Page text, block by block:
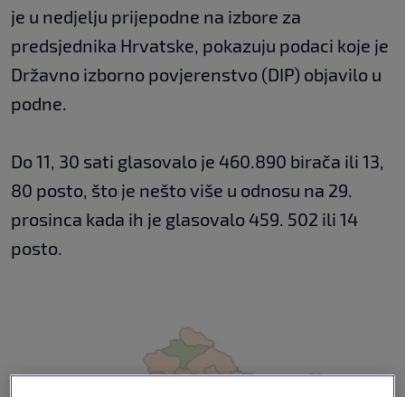
je u nedjelju prijepodne na izbore za
predsjednika Hrvatske, pokazuju podaci koje je
Državno izborno povjerenstvo (DIP) objavilo u
podne.
Do 11, 30 sati glasovalo je 460.890 birača ili 13,
80 posto, što je nešto više u odnosu na 29.
prosinca kada ih je glasovalo 459. 502 ili 14
posto.